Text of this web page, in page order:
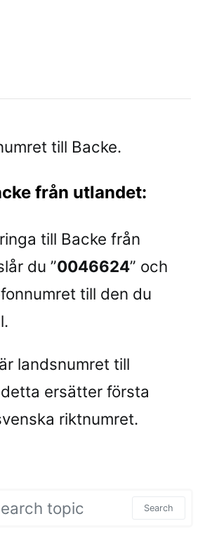
till Backe.
från utlandet:
till Backe från
du ”0046624” och
till den du
landsnumret till
ersätter första
riktnumret.
Search